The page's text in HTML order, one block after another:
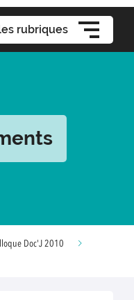
rubriques
Doc'J 2010